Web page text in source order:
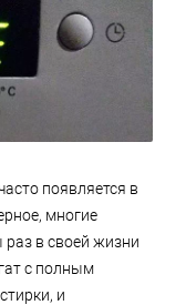
появляется в
многие
раз в своей жизни
с полным
и